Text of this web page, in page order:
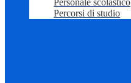
Personale scolastico
Percorsi di studio